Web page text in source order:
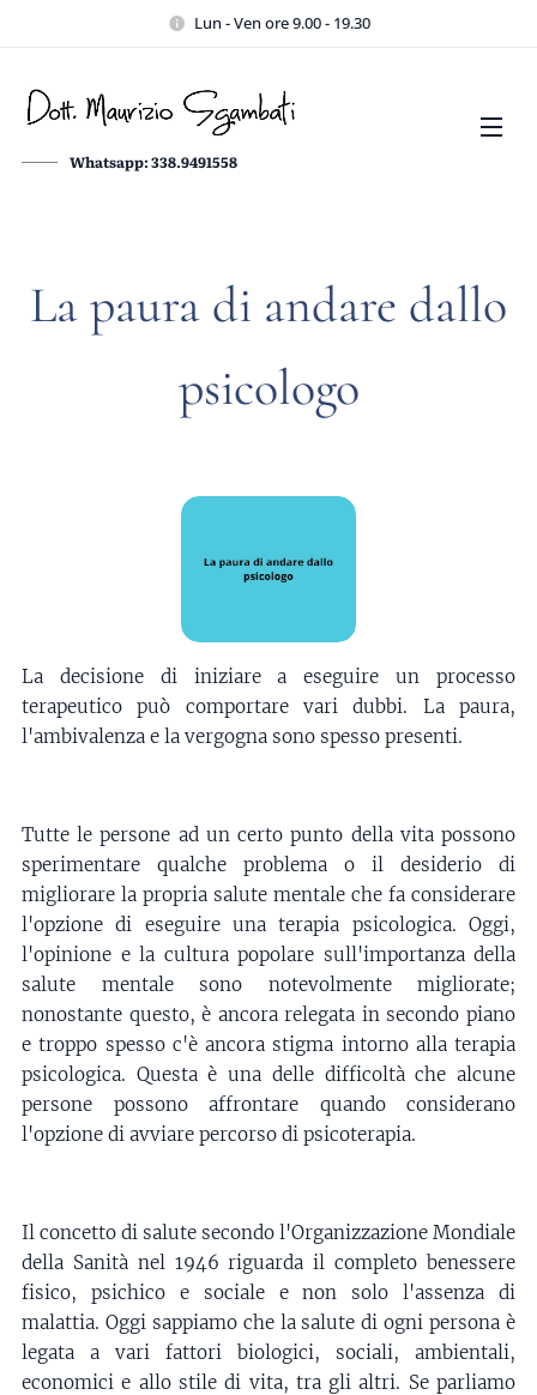
Lun - Ven ore 9.00 - 19.30
Whatsapp: 338.9491558
La paura di andare dallo
psicologo
La decisione di iniziare a eseguire un processo
terapeutico può comportare vari dubbi. La paura,
l'ambivalenza e la vergogna sono spesso presenti.
Tutte le persone ad un certo punto della vita possono
sperimentare qualche problema o il desiderio di
migliorare la propria salute mentale che fa considerare
l'opzione di eseguire una terapia psicologica. Oggi,
l'opinione e la cultura popolare sull'importanza della
salute mentale sono notevolmente migliorate;
nonostante questo, è ancora relegata in secondo piano
e troppo spesso c'è ancora stigma intorno alla terapia
psicologica. Questa è una delle difficoltà che alcune
persone possono affrontare quando considerano
l'opzione di avviare percorso di psicoterapia.
Il concetto di salute secondo l'Organizzazione Mondiale
della Sanità nel 1946 riguarda il completo benessere
fisico, psichico e sociale e non solo l'assenza di
malattia. Oggi sappiamo che la salute di ogni persona è
legata a vari fattori biologici, sociali, ambientali,
economici e allo stile di vita, tra gli altri. Se parliamo